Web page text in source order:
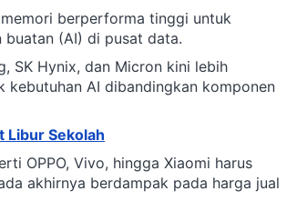
berperforma tinggi untuk
(AI) di pusat data.
SK Hynix, dan Micron kini lebih
AI dibandingkan komponen
Libur Sekolah
OPPO, Vivo, hingga Xiaomi harus
akhirnya berdampak pada harga jual